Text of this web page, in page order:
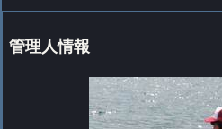
管理人情報